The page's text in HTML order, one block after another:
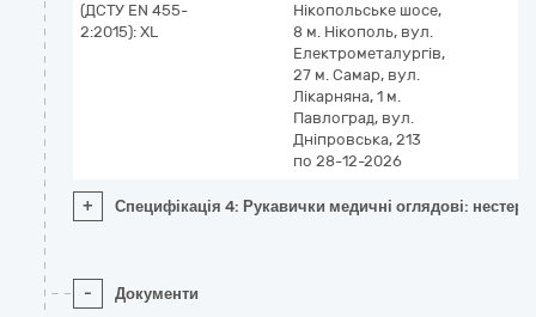
(ДСТУ EN 455-
2:2015): XL
Нікопольське шосе,
8 м. Нікополь, вул.
Електрометалургів,
27 м. Самар, вул.
Лікарняна, 1 м.
Павлоград, вул.
Дніпровська, 213
по 28-12-2026
+ Специфікація 4: Рукавички медичні оглядові:
- Документи